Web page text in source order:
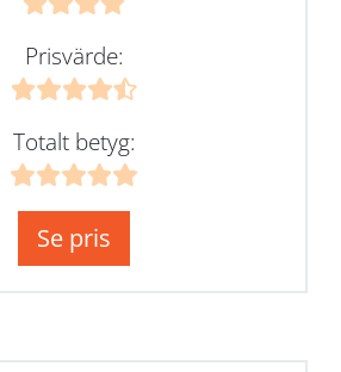
Prisvärde:
Totalt betyg:
Se pris